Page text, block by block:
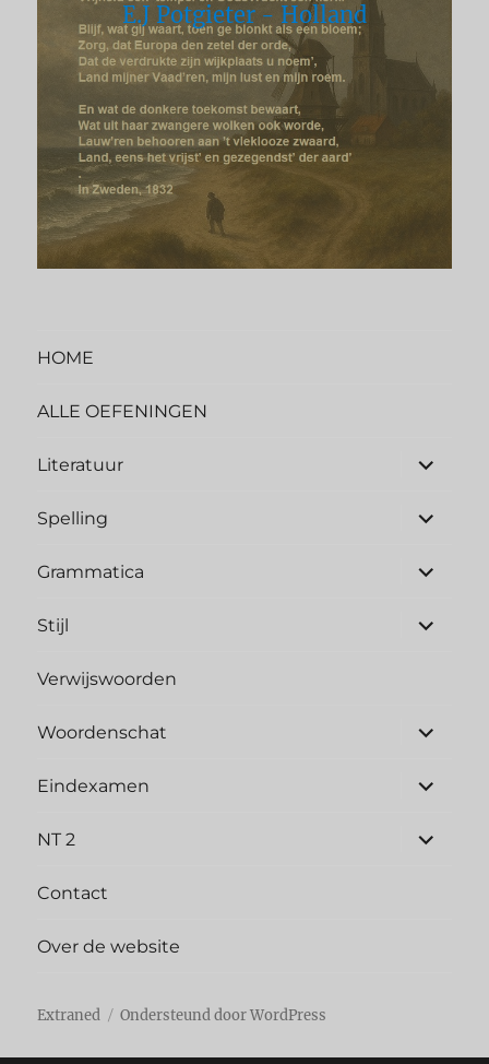
E.J Potgieter - Holland
HOME
ALLE OEFENINGEN
Literatuur
Spelling
Grammatica
Stijl
Verwijswoorden
Woordenschat
Eindexamen
NT 2
Contact
Over de website
Extraned Ondersteund door WordPress